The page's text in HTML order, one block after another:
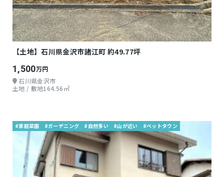
【土地】石川県金沢市諸江町 約49.77坪
1,500万円
石川県金沢市
土地 / 敷地164.56㎡
#家庭菜園 #ガーデニング #自然多い #山が近い #ベットタウン